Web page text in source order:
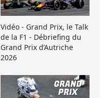
Vidéo - Grand Prix, le Talk
de la F1 - Débriefing du
Grand Prix d’Autriche
2026